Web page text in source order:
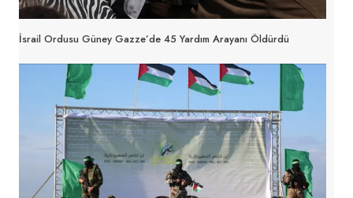
İsrail Ordusu Güney Gazze’de 45 Yardım Arayanı Öldürdü